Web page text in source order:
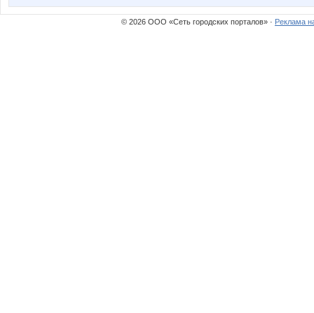
© 2026 ООО «Сеть городских порталов» · Реклама